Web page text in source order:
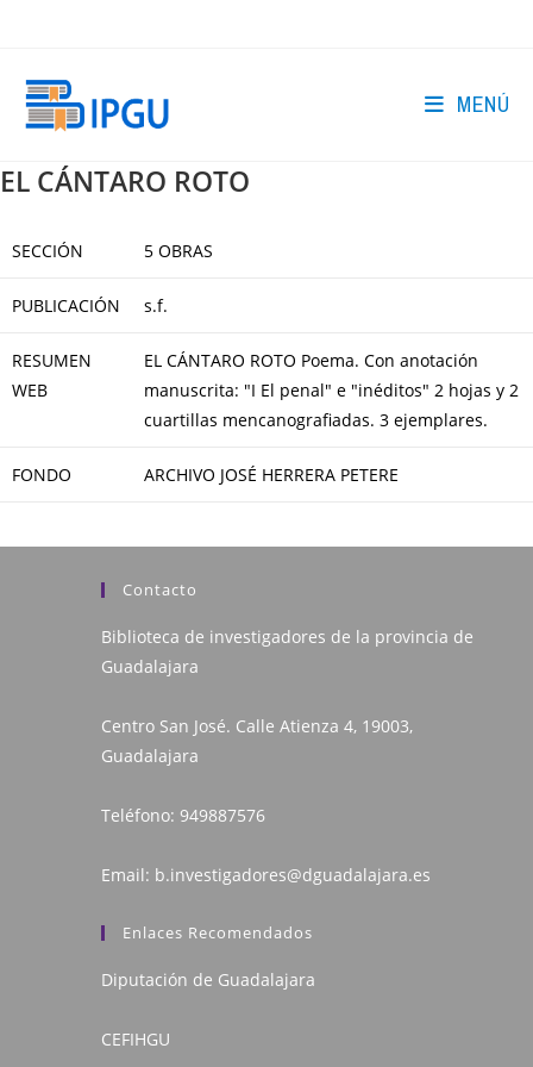
MENÚ
EL CÁNTARO ROTO
SECCIÓN 5 OBRAS
PUBLICACIÓN s.f.
RESUMEN
WEB
EL CÁNTARO ROTO Poema. Con anotación
manuscrita: "I El penal" e "inéditos" 2 hojas y 2
cuartillas mencanografiadas. 3 ejemplares.
FONDO ARCHIVO JOSÉ HERRERA PETERE
Contacto
Biblioteca de investigadores de la provincia de
Guadalajara
Centro San José. Calle Atienza 4, 19003,
Guadalajara
Teléfono: 949887576
Email: b.investigadores@dguadalajara.es
Enlaces Recomendados
Diputación de Guadalajara
CEFIHGU